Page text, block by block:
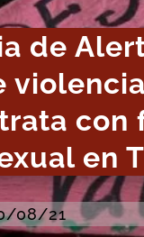
de
con
en
08/21